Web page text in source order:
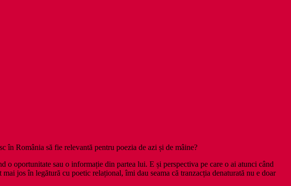
în România să fie relevantă pentru poezia de azi și de mâine?
o oportunitate sau o informație din partea lui. E și perspectiva pe care o ai atunci când
jos în legătură cu poetic relațional, îmi dau seama că tranzacția denaturată nu e doar